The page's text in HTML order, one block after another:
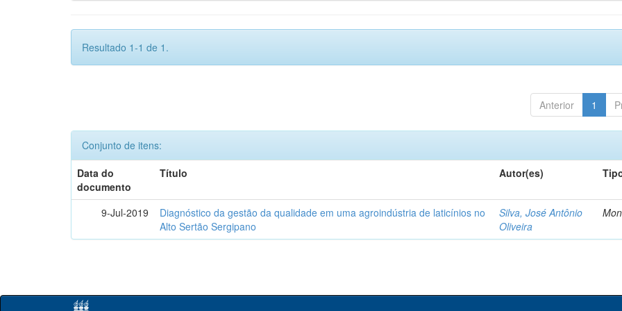
Resultado 1-1 de 1.
Anterior 1
Conjunto de itens:
Data do
documento
Título Autor(es)
9-Jul-2019
Diagnóstico da gestão da qualidade em uma agroindústria de laticínios no
Alto Sertão Sergipano
Silva, José Antônio
Oliveira